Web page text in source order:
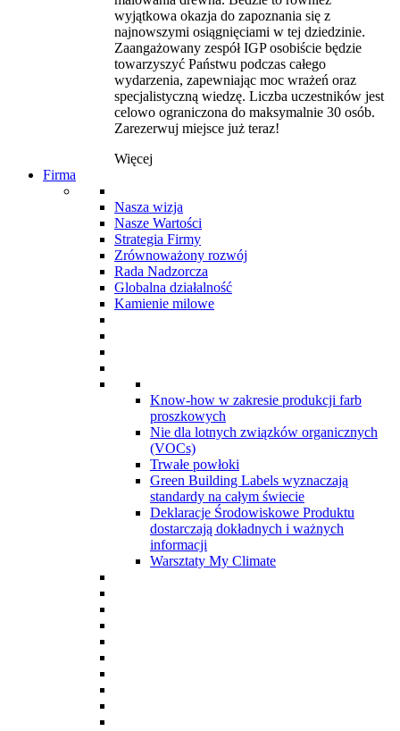
wyjątkowa okazja do zapoznania się z
najnowszymi osiągnięciami w tej dziedzinie.
Zaangażowany zespół IGP osobiście będzie
towarzyszyć Państwu podczas całego
wydarzenia, zapewniając moc wrażeń oraz
specjalistyczną wiedzę. Liczba uczestników jest
celowo ograniczona do maksymalnie 30 osób.
Zarezerwuj miejsce już teraz!
Więcej
Firma
Nasza wizja
Nasze Wartości
Strategia Firmy
Zrównoważony rozwój
Rada Nadzorcza
Globalna działalność
Kamienie milowe
Know-how w zakresie produkcji farb
proszkowych
Nie dla lotnych związków organicznych
(VOCs)
Trwałe powłoki
Green Building Labels wyznaczają
standardy na całym świecie
Deklaracje Środowiskowe Produktu
dostarczają dokładnych i ważnych
informacji
Warsztaty My Climate